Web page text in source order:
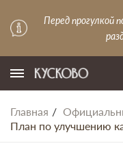
Перед прогулкой
Главная
План по улучшению